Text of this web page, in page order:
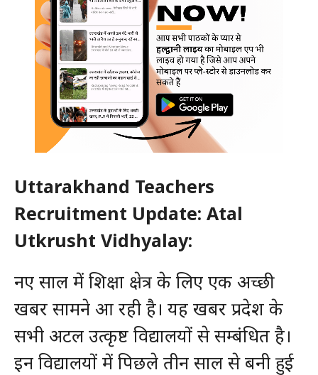
Uttarakhand Teachers
Recruitment Update: Atal
Utkrusht Vidhyalay:
नए साल में शिक्षा क्षेत्र के लिए एक अच्छी
खबर सामने आ रही है। यह खबर प्रदेश के
सभी अटल उत्कृष्ट विद्यालयों से सम्बंधित है।
इन विद्यालयों में पिछले तीन साल से बनी हुई